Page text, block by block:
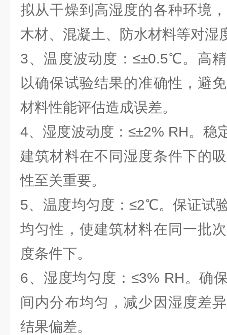
拟从干燥到高湿度的各种环境
木材、混凝土、防水材料等对湿
3、温度波动度：≤±0.5℃。高
以确保试验结果的准确性，避
材料性能评估造成误差。
4、湿度波动度：≤±2% RH。稳
建筑材料在不同湿度条件下的
性至关重要。
5、温度均匀度：≤2℃。保证试
均匀性，使建筑材料在同一批
度条件下。
6、湿度均匀度：≤3% RH。确
间内分布均匀，减少因湿度差
结果偏差。